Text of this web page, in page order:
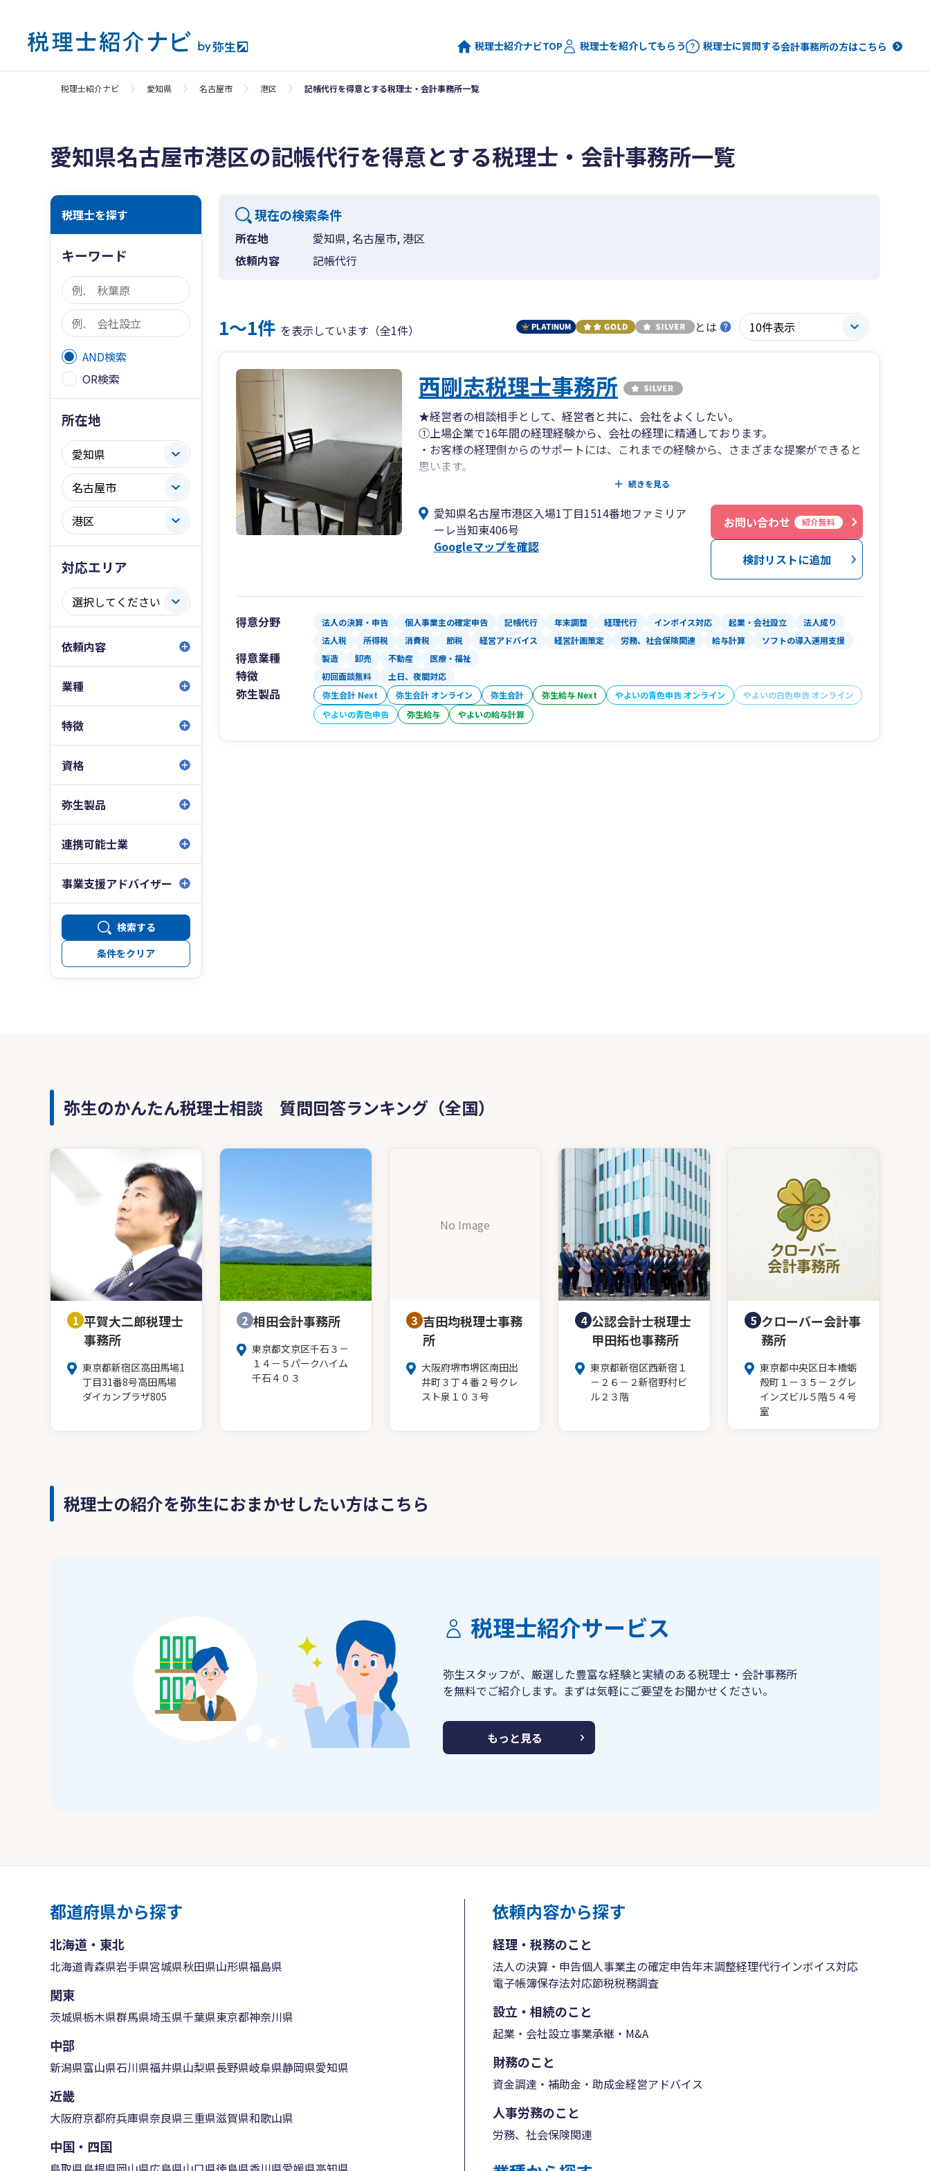
税理士紹介ナビTOP 税理士を紹介してもらう 税理士に質問する会計事務所の方はこちら
税理士紹介ナビ 愛知県 名古屋市 港区 記帳代行を得意とする税理士・会計事務所一覧
愛知県名古屋市港区の記帳代行を得意とする税理士・会計事務所一覧
税理士を探す
キーワード
AND検索
OR検索
所在地
対応エリア
依頼内容
業種
特徴
資格
弥生製品
連携可能士業
事業支援アドバイザー
検索する
条件をクリア
現在の検索条件
所在地
愛知県, 名古屋市, 港区
依頼内容
記帳代行
1〜1件 を表示しています（全1件） とは
西剛志税理士事務所
★経営者の相談相手として、経営者と共に、会社をよくしたい。
①上場企業で16年間の経理経験から、会社の経理に精通しております。
・お客様の経理側からのサポートには、これまでの経験から、さまざまな提案ができると
思います。
・弥生製品を導入した自計化（経理業務を会計事務所などに外注せずに自社で行うこと）
②税理士である私自身がすべてのお客様の担当となります。
・税理士資格を有しない人や実務経験がない人が対応することはありません。
③気軽に相談できる事務所を目指しております。
・経営者の良き相談相手として、気軽に相談できる税理士でありたいと思っております。
続きを見る
愛知県名古屋市港区入場1丁目1514番地ファミリア
ーレ当知東406号
Googleマップを確認
お問い合わせ 紹介無料
検討リストに追加
得意分野 法人の決算・申告 個人事業主の確定申告 記帳代行 年末調整 経理代行 インボイス対応 起業・会社設立
法人成り
法人税
所得税 消費税 節税 経営アドバイス 経営計画策定 労務、社会保険関連 給与計算 ソフトの導入運用支援
得意業種 製造 卸売 不動産 医療・福祉
特徴 初回面談無料 土日、夜間対応
弥生製品 弥生会計 Next 弥生会計 オンライン 弥生会計 弥生給与 Next やよいの青色申告 オンライン
やよいの白色申告 オンライン
やよいの青色申告
弥生給与 やよいの給与計算
弥生のかんたん税理士相談 質問回答ランキング（全国）
1 平賀大二郎税理士
事務所
東京都新宿区高田馬場1
丁目31番8号高田馬場
ダイカンプラザ805
2 相田会計事務所
東京都文京区千石３－
１４－５パークハイム
千石４０３
No Image
3 吉田均税理士事務
所
大阪府堺市堺区南田出
井町３丁４番２号クレ
スト泉１０３号
4 公認会計士税理士
甲田拓也事務所
東京都新宿区西新宿１
－２６－２新宿野村ビ
ル２３階
5 クローバー会計事
務所
東京都中央区日本橋蛎
殻町１－３５－２グレ
インズビル５階５４号
室
税理士の紹介を弥生におまかせしたい方はこちら
税理士紹介サービス
弥生スタッフが、厳選した豊富な経験と実績のある税理士・会計事務所
を無料でご紹介します。まずは気軽にご要望をお聞かせください。
もっと見る
都道府県から探す
北海道・東北
北海道青森県岩手県宮城県秋田県山形県福島県
関東
茨城県栃木県群馬県埼玉県千葉県東京都神奈川県
中部
新潟県富山県石川県福井県山梨県長野県岐阜県静岡県愛知県
近畿
大阪府京都府兵庫県奈良県三重県滋賀県和歌山県
中国・四国
依頼内容から探す
経理・税務のこと
法人の決算・申告個人事業主の確定申告年末調整経理代行インボイス対応
電子帳簿保存法対応節税税務調査
設立・相続のこと
起業・会社設立事業承継・M&A
財務のこと
資金調達・補助金・助成金経営アドバイス
人事労務のこと
労務、社会保険関連